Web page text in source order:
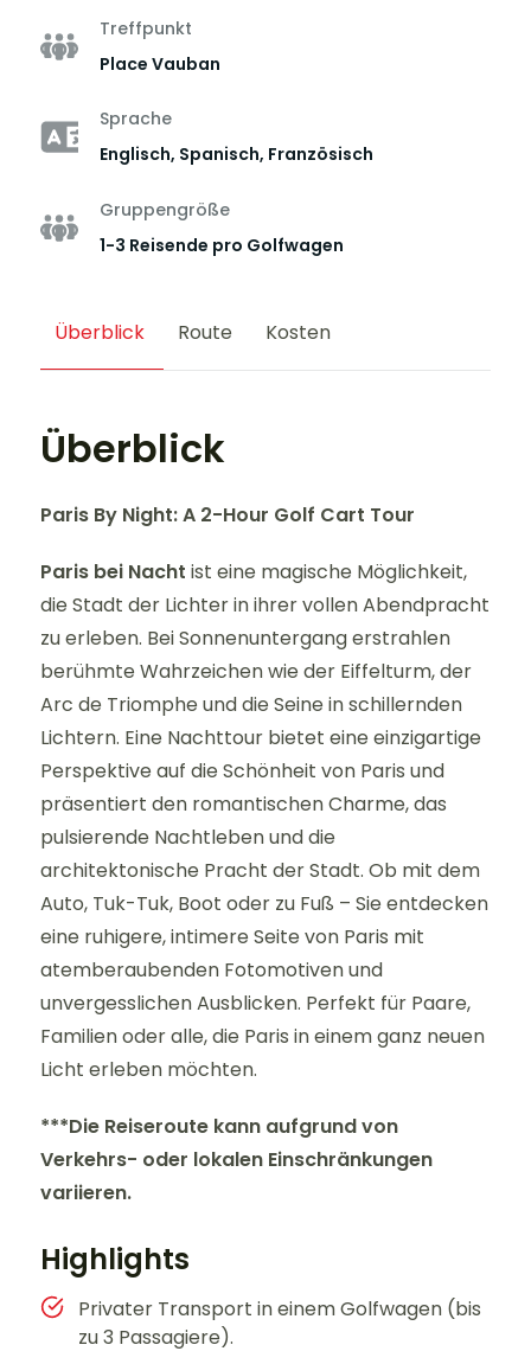
Treffpunkt
Place Vauban
Sprache
Englisch, Spanisch, Französisch
Gruppengröße
1-3 Reisende pro Golfwagen
Überblick Route Kosten
Überblick
Paris By Night: A 2-Hour Golf Cart Tour
Paris bei Nacht ist eine magische Möglichkeit,
die Stadt der Lichter in ihrer vollen Abendpracht
zu erleben. Bei Sonnenuntergang erstrahlen
berühmte Wahrzeichen wie der Eiffelturm, der
Arc de Triomphe und die Seine in schillernden
Lichtern. Eine Nachttour bietet eine einzigartige
Perspektive auf die Schönheit von Paris und
präsentiert den romantischen Charme, das
pulsierende Nachtleben und die
architektonische Pracht der Stadt. Ob mit dem
Auto, Tuk-Tuk, Boot oder zu Fuß – Sie entdecken
eine ruhigere, intimere Seite von Paris mit
atemberaubenden Fotomotiven und
unvergesslichen Ausblicken. Perfekt für Paare,
Familien oder alle, die Paris in einem ganz neuen
Licht erleben möchten.
***Die Reiseroute kann aufgrund von
Verkehrs- oder lokalen Einschränkungen
variieren.
Highlights
Privater Transport in einem Golfwagen (bis
zu 3 Passagiere).